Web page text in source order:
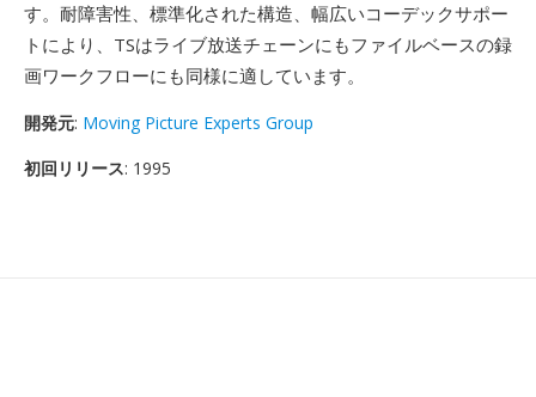
す。耐障害性、標準化された構造、幅広いコーデックサポー
トにより、TSはライブ放送チェーンにもファイルベースの録
画ワークフローにも同様に適しています。
開発元: Moving Picture Experts Group
初回リリース: 1995